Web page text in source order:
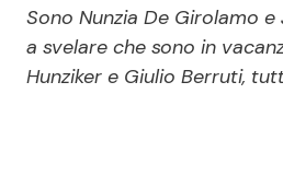
Persone Scomparse
Politica
Sono Nunzia De Girolamo
a svelare che sono in
Hunziker e Giulio Berruti,